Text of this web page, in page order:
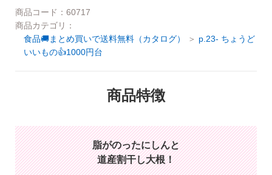
会社概要
利用規約
個人情報の取り扱いについて
お問い合わせ
個人情報の取り扱いについて
特定商取引法に基づく表記
よくある質問
商品コード：60717
商品カテゴリ：
食品🚚まとめ買いで送料無料（カタログ）
p.23- ちょうど
いいもの👍1000円台
商品特徴
脂がのったにしんと
道産割干し大根！